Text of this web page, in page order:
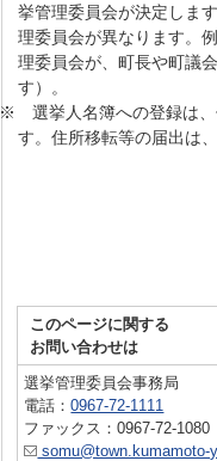
挙管理委員会が決定しま
理委員会が異なります。
理委員会が、町長や町議
す）。
※ 選挙人名簿への登録は、
す。住所移転等の届出は
このページに関する
お問い合わせは
選挙管理委員会事務局
電話：0967-72-1111
ファックス：0967-72-1080
somu@town.kumamoto-